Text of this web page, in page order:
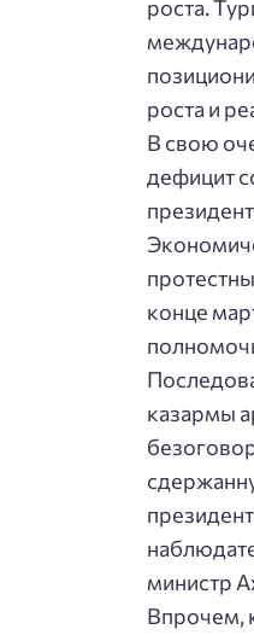
роста.
роста и
В свою
дефицит
конце
казармы
министр
Впрочем,